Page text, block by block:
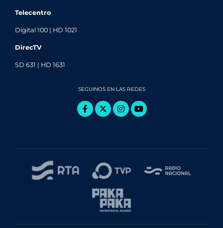
Telecentro
Digital 100 | HD 1021
DirecTV
SD 631 | HD 1631
SEGUINOS EN LAS REDES